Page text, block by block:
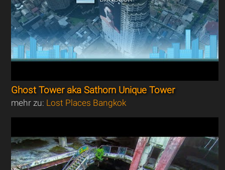
Ghost Tower aka Sathorn Unique Tower
mehr zu: Lost Places Bangkok